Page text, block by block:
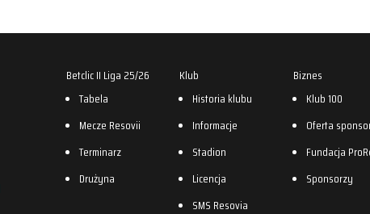
Betclic II Liga 25/26
Tabela
Mecze Resovii
Terminarz
Drużyna
Klub
Historia klubu
Informacje
Stadion
Licencja
SMS Resovia
Biznes
Klub 100
Oferta
Fundacja
Sponsorzy